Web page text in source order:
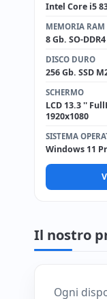
Intel Core i5
MEMORIA RAM
8 Gb. SO-
DISCO DURO
256 Gb. SSD
SCHERMO
LCD 13.3 ''
1920x1080
SISTEMA
Windows 11
Il nostro
Ogni